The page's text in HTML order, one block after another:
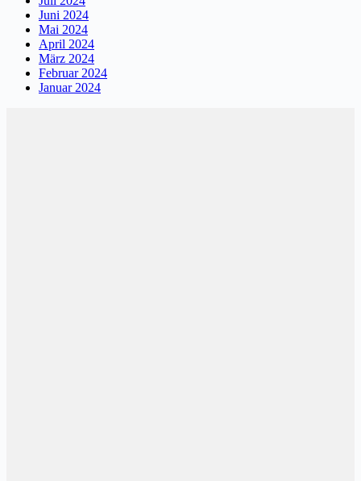
Juni 2024
Mai 2024
April 2024
März 2024
Februar 2024
Januar 2024